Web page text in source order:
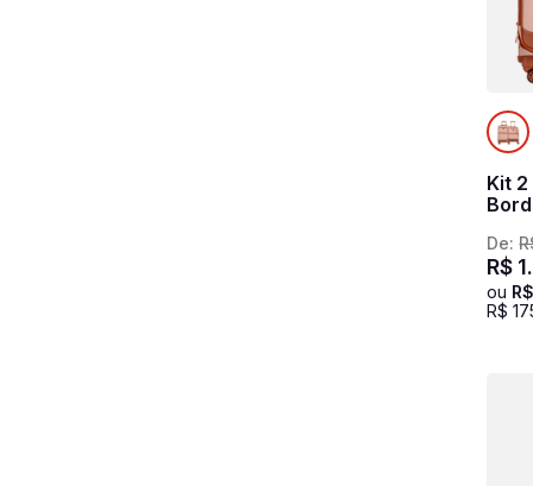
Kit 2
De:
R$ 1.
ou R$
R$